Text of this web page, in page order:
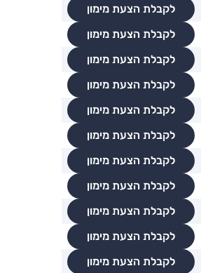
לקבלת הצעת מימון
לקבלת הצעת מימון
לקבלת הצעת מימון
לקבלת הצעת מימון
לקבלת הצעת מימון
לקבלת הצעת מימון
לקבלת הצעת מימון
לקבלת הצעת מימון
לקבלת הצעת מימון
לקבלת הצעת מימון
לקבלת הצעת מימון